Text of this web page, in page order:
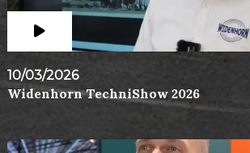
10/03/2026
Widenhorn TechniShow 2026